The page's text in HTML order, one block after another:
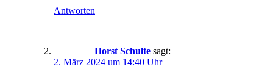
Antworten
Horst Schulte sagt:
2. März 2024 um 14:40 Uhr